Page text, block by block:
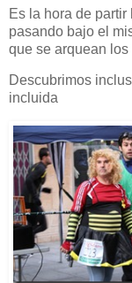
Es la hora de
pasando bajo el
que se arquean
Descubrimos
incluida